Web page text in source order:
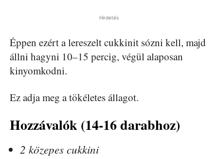
Hirdetés
Éppen ezért a lereszelt cukkinit sózni kell, majd
állni hagyni 10–15 percig, végül alaposan
kinyomkodni.
Ez adja meg a tökéletes állagot.
Hozzávalók (14-16 darabhoz)
2 közepes cukkini